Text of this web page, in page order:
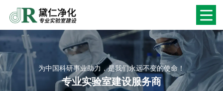
为中国科研事业助力，是我们永远不变的使命！
专业实验室建设服务商